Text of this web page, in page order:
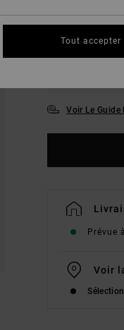
28 29
Voir Le Guide
Prévue
Voir
Tout accepter